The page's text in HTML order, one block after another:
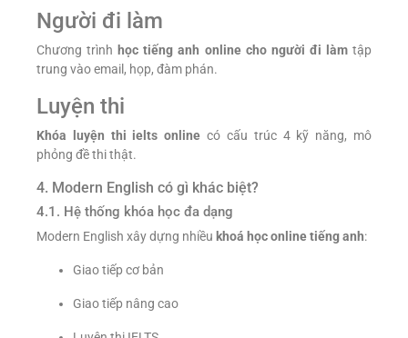
Người đi làm
Chương trìnhhọc tiếng anh online cho người đi làmtập
trung vào email, họp, đàm phán.
Luyện thi
Khóa luyện thi ielts online có cấu trúc 4 kỹ năng, mô
phỏng đề thi thật.
4. Modern English có gì khác biệt?
4.1. Hệ thống khóa học đa dạng
Modern English xây dựng nhiều khoá học online tiếng anh:
Giao tiếp cơ bản
Giao tiếp nâng cao